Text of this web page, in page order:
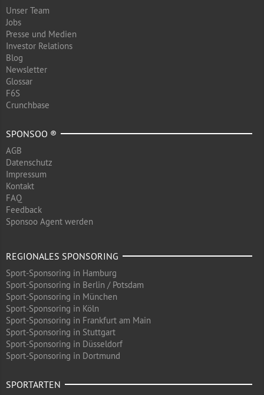
Unser Team
Jobs
Presse und Medien
Investor Relations
Blog
Newsletter
Glossar
F6S
Crunchbase
SPONSOO ®
AGB
Datenschutz
Impressum
Kontakt
FAQ
Feedback
Sponsoo Agent werden
REGIONALES SPONSORING
Sport-Sponsoring in Hamburg
Sport-Sponsoring in Berlin / Potsdam
Sport-Sponsoring in München
Sport-Sponsoring in Köln
Sport-Sponsoring in Frankfurt am Main
Sport-Sponsoring in Stuttgart
Sport-Sponsoring in Düsseldorf
Sport-Sponsoring in Dortmund
SPORTARTEN